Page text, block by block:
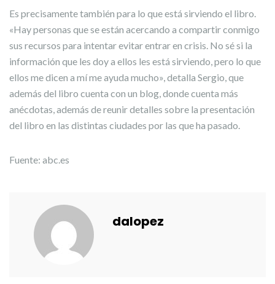
Es precisamente también para lo que está sirviendo el libro.
«Hay personas que se están acercando a compartir conmigo
sus recursos para intentar evitar entrar en crisis. No sé si la
información que les doy a ellos les está sirviendo, pero lo que
ellos me dicen a mí me ayuda mucho», detalla Sergio, que
además del libro cuenta con un blog, donde cuenta más
anécdotas, además de reunir detalles sobre la presentación
del libro en las distintas ciudades por las que ha pasado.
Fuente: abc.es
dalopez